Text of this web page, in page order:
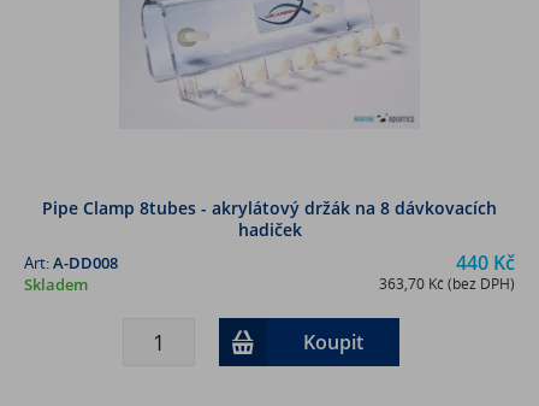
Pipe Clamp 8tubes - akrylátový držák na 8 dávkovacích
hadiček
440 Kč
363,70 Kč (bez DPH)
Art:A-DD008
Skladem
Koupit